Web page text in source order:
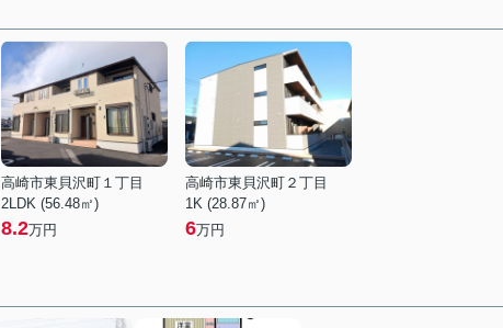
高崎市東貝沢町１丁目
2LDK (56.48㎡)
8.2万円
高崎市東貝沢町２丁目
1K (28.87㎡)
6万円